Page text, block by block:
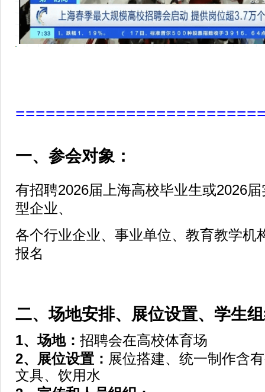
一、参会对象：
有招聘2026届上海高校毕业生或2026
型企业、
各个行业企业、事业单位、教育教学机
报名
二、场地安排、展位设置、学生
1、场地： 招聘会在高校体育场
2、展位设置： 展位搭建、统一制作含
文具、饮用水